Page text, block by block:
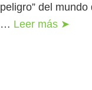
peligro” del
… Leer más ➤